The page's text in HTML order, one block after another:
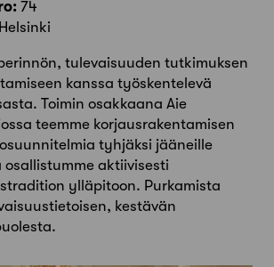
74
Helsinki
tulevaisuuden tutkimuksen
kanssa työskentelevä
Toimin osakkaana Aie
teemme korjausrakentamisen
tyhjäksi jääneille
osallistumme aktiivisesti
ylläpitoon. Purkamista
kestävän